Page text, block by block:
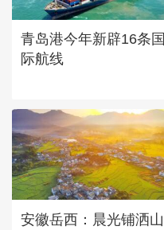
青岛港今年新辟16条国
际航线
安徽岳西：晨光铺洒山